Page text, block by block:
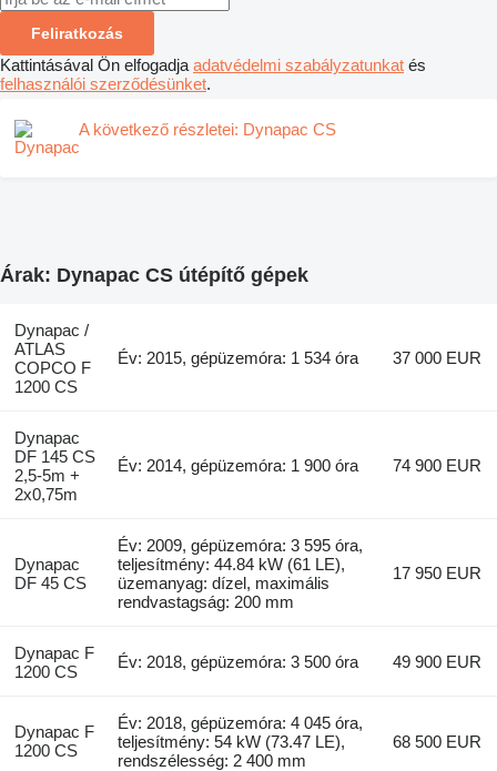
Feliratkozás
Kattintásával Ön elfogadja adatvédelmi szabályzatunkat és
felhasználói szerződésünket.
A következő részletei: Dynapac CS
Árak: Dynapac CS útépítő gépek
Dynapac /
ATLAS
COPCO F
1200 CS
Év: 2015, gépüzemóra: 1 534 óra 37 000 EUR
Dynapac
DF 145 CS
2,5-5m +
2x0,75m
Év: 2014, gépüzemóra: 1 900 óra 74 900 EUR
Dynapac
DF 45 CS
Év: 2009, gépüzemóra: 3 595 óra,
teljesítmény: 44.84 kW (61 LE),
üzemanyag: dízel, maximális
rendvastagság: 200 mm
17 950 EUR
Dynapac F
1200 CS
Év: 2018, gépüzemóra: 3 500 óra 49 900 EUR
Dynapac F
1200 CS
Év: 2018, gépüzemóra: 4 045 óra,
teljesítmény: 54 kW (73.47 LE),
rendszélesség: 2 400 mm
68 500 EUR